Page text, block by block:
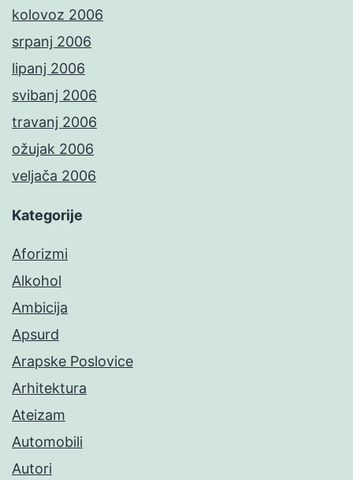
kolovoz 2006
srpanj 2006
lipanj 2006
svibanj 2006
travanj 2006
ožujak 2006
veljača 2006
Kategorije
Aforizmi
Alkohol
Ambicija
Apsurd
Arapske Poslovice
Arhitektura
Ateizam
Automobili
Autori